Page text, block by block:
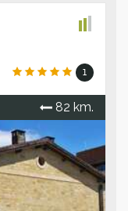
1
82 km.